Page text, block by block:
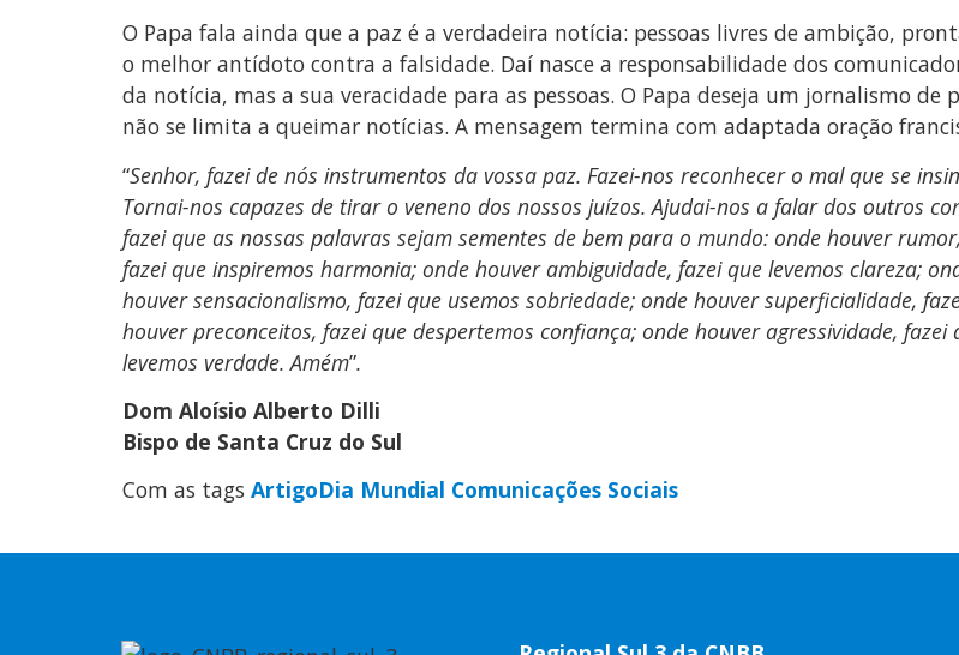
O Papa fala ainda que a paz é a verdadeira notícia: pessoas livres de ambição,
o melhor antídoto contra a falsidade. Daí nasce a responsabilidade dos
da notícia, mas a sua veracidade para as pessoas. O Papa deseja um jornalismo de
não se limita a queimar notícias. A mensagem termina com adaptada oração
“Senhor, fazei de nós instrumentos da vossa paz. Fazei-nos reconhecer o mal que se
Tornai-nos capazes de tirar o veneno dos nossos juízos. Ajudai-nos a falar dos outros
fazei que as nossas palavras sejam sementes de bem para o mundo: onde houver
fazei que inspiremos harmonia; onde houver ambiguidade, fazei que levemos clareza;
houver sensacionalismo, fazei que usemos sobriedade; onde houver superficialidade,
houver preconceitos, fazei que despertemos confiança; onde houver agressividade,
levemos verdade. Amém”.
Dom Aloísio Alberto Dilli
Bispo de Santa Cruz do Sul
Com as tags ArtigoDia Mundial Comunicações Sociais